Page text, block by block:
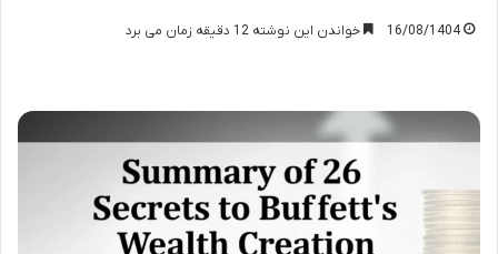
16/08/1404 خواندن این نوشته 12 دقیقه زمان می برد